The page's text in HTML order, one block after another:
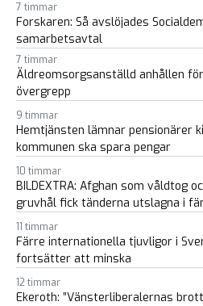
7 timmar
Forskaren: Så avslöjades
samarbetsavtal
7 timmar
Äldreomsorgsanställd anhållen
övergrepp
9 timmar
Hemtjänsten lämnar pensionärer
kommunen ska spara pengar
10 timmar
BILDEXTRA: Afghan som våldtog
gruvhål fick tänderna utslagna i
11 timmar
Färre internationella tjuvligor i
fortsätter att minska
12 timmar
Ekeroth: ”Vänsterliberalernas